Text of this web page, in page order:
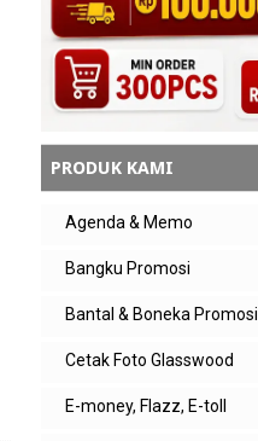
PRODUK KAMI
Agenda & Memo
Bangku Promosi
Bantal & Boneka Promosi
Cetak Foto Glasswood
E-money, Flazz, E-toll